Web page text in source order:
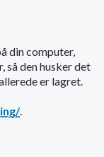
din computer,
så den husker det
er lagret.
.